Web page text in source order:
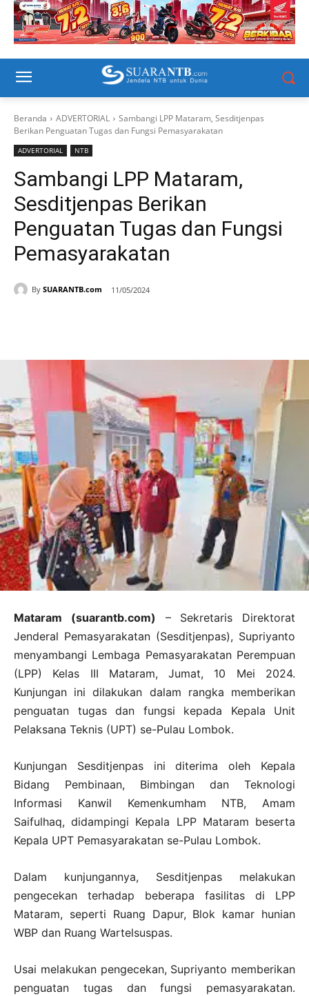
Beranda ADVERTORIAL
Sambangi LPP Mataram, Sesditjenpas
Berikan Penguatan Tugas dan Fungsi Pemasyarakatan
ADVERTORIAL NTB
Sambangi LPP Mataram,
Sesditjenpas Berikan
Penguatan Tugas dan Fungsi
Pemasyarakatan
By SUARANTB.com 11/05/2024
Mataram (suarantb.com) – Sekretaris Direktorat
Jenderal Pemasyarakatan (Sesditjenpas), Supriyanto
menyambangi Lembaga Pemasyarakatan Perempuan
(LPP) Kelas III Mataram, Jumat, 10 Mei 2024.
Kunjungan ini dilakukan dalam rangka memberikan
penguatan tugas dan fungsi kepada Kepala Unit
Pelaksana Teknis (UPT) se-Pulau Lombok.
Kunjungan Sesditjenpas ini diterima oleh Kepala
Bidang Pembinaan, Bimbingan dan Teknologi
Informasi Kanwil Kemenkumham NTB, Amam
Saifulhaq, didampingi Kepala LPP Mataram beserta
Kepala UPT Pemasyarakatan se-Pulau Lombok.
Dalam kunjungannya, Sesditjenpas melakukan
pengecekan terhadap beberapa fasilitas di LPP
Mataram, seperti Ruang Dapur, Blok kamar hunian
WBP dan Ruang Wartelsuspas.
Usai melakukan pengecekan, Supriyanto memberikan
penguatan tugas dan fungsi pemasyarakatan.